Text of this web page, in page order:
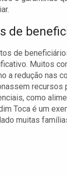
de
de
Muitos
a redução nas
recursos
como
Toca é um
muitas